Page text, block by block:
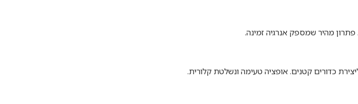
כדורים קטנים. אופציה טעימה ונשלטת קלורית.